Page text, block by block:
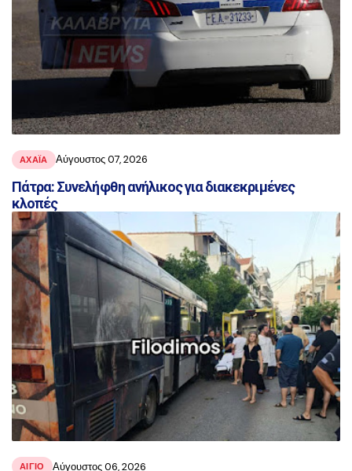
ΑΧΑΪ́Α Αύγουστος 07, 2026
Πάτρα: Συνελήφθη ανήλικος για διακεκριμένες
κλοπές
ΑΙΓΙΟ Αύγουστος 06, 2026